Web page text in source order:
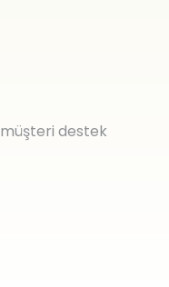
destek